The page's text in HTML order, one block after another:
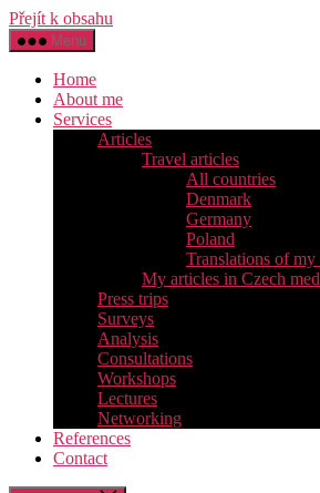
Přejít k obsahu
Menu
Home
About me
Services
Articles
Travel articles
All countries
Denmark
Germany
Poland
Translations of my
My articles in Czech
Press trips
Surveys
Analysis
Consultations
Workshops
Lectures
Networking
References
Contact